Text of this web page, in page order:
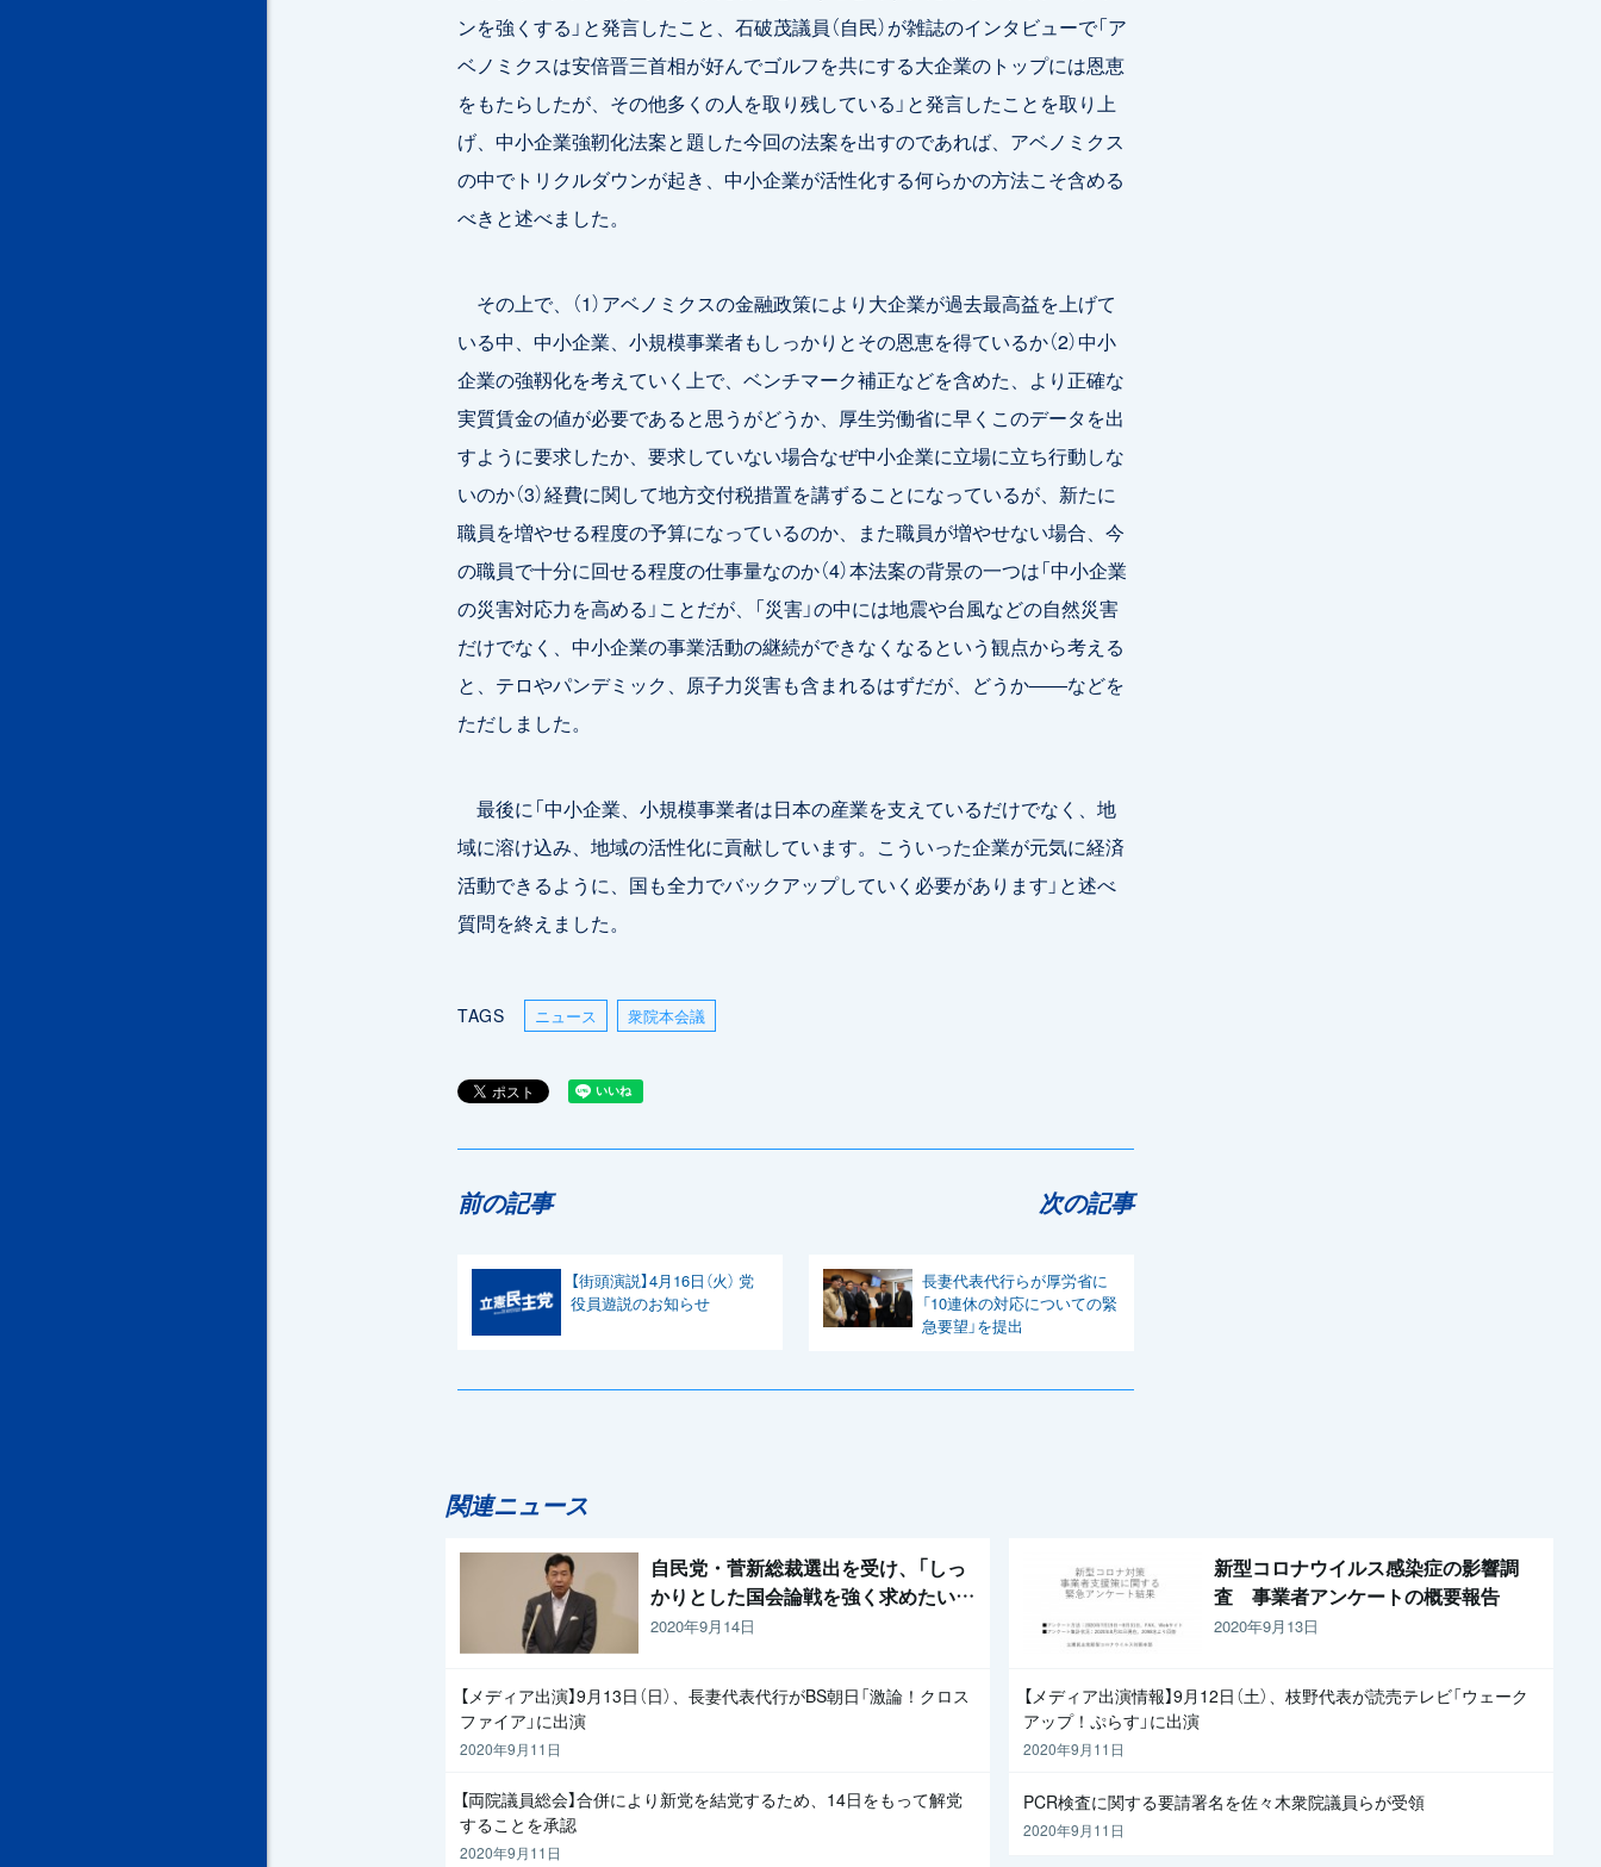
ンを強くする」と発言したこと、石破茂議員（自民）が雑誌のインタビューで「ア
ベノミクスは安倍晋三首相が好んでゴルフを共にする大企業のトップには恩恵
をもたらしたが、その他多くの人を取り残している」と発言したことを取り上
げ、中小企業強靭化法案と題した今回の法案を出すのであれば、アベノミクス
の中でトリクルダウンが起き、中小企業が活性化する何らかの方法こそ含める
べきと述べました。
その上で、（1）アベノミクスの金融政策により大企業が過去最高益を上げて
いる中、中小企業、小規模事業者もしっかりとその恩恵を得ているか（2）中小
企業の強靱化を考えていく上で、ベンチマーク補正などを含めた、より正確な
実質賃金の値が必要であると思うがどうか、厚生労働省に早くこのデータを出
すように要求したか、要求していない場合なぜ中小企業に立場に立ち行動しな
いのか（3）経費に関して地方交付税措置を講ずることになっているが、新たに
職員を増やせる程度の予算になっているのか、また職員が増やせない場合、今
の職員で十分に回せる程度の仕事量なのか（4）本法案の背景の一つは「中小企業
の災害対応力を高める」ことだが、「災害」の中には地震や台風などの自然災害
だけでなく、中小企業の事業活動の継続ができなくなるという観点から考える
と、テロやパンデミック、原子力災害も含まれるはずだが、どうか――などを
ただしました。
最後に「中小企業、小規模事業者は日本の産業を支えているだけでなく、地
域に溶け込み、地域の活性化に貢献しています。こういった企業が元気に経済
活動できるように、国も全力でバックアップしていく必要があります」と述べ
質問を終えました。
TAGS ニュース 衆院本会議
前の記事
【街頭演説】4月16日（火） 党
役員遊説のお知らせ
次の記事
長妻代表代行らが厚労省に
「10連休の対応についての緊
急要望」を提出
関連ニュース
自民党・菅新総裁選出を受け、「しっ
かりとした国会論戦を強く求めたい」
と枝野代表
2020年9月14日
【メディア出演】9月13日（日）、長妻代表代行がBS朝日「激論！クロス
ファイア」に出演
2020年9月11日
【両院議員総会】合併により新党を結党するため、14日をもって解党
することを承認
2020年9月11日
新型コロナウイルス感染症の影響調
査 事業者アンケートの概要報告
2020年9月13日
【メディア出演情報】9月12日（土）、枝野代表が読売テレビ「ウェーク
アップ！ぷらす」に出演
2020年9月11日
PCR検査に関する要請署名を佐々木衆院議員らが受領
2020年9月11日